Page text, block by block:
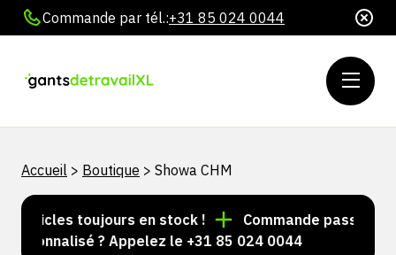
Commande par tél.:+31 85 024 0044
Accueil > Boutique > Showa CHM
toujours en stock !
Commande passée
? Appelez le +31 85 024 0044